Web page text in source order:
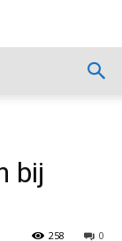
bij
0
258